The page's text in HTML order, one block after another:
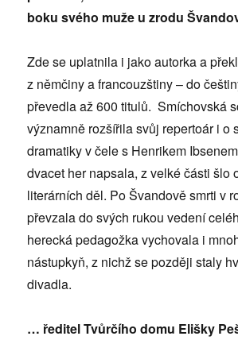
boku svého muže u zrodu
Zde se uplatnila i jako autorka a
z němčiny a francouzštiny – do
převedla až 600 titulů. Smíchovská
významně rozšířila svůj repertoár i o
dramatiky v čele s Henrikem
dvacet her napsala, z velké části šlo
literárních děl. Po Švandově smrti v
převzala do svých rukou vedení
herecká pedagožka vychovala i
nástupkyň, z nichž se později staly
divadla.
… ředitel Tvůrčího domu Elišky